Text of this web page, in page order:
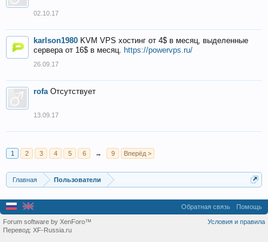
02.10.17
karlson1980 KVM VPS хостинг от 4$ в месяц, выделенные
сервера от 16$ в месяц. https://powervps.ru/
26.09.17
rofa Отсутствует
13.09.17
1 2 3 4 5 6 → 9 Вперёд >
Главная Пользователи
Обратная связь Помощь
Условия и правила
Forum software by XenForo™
Перевод: XF-Russia.ru